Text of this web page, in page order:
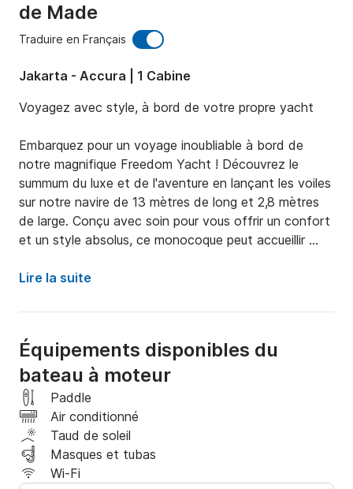
de Made
Traduire en Français
Jakarta - Accura | 1 Cabine
Voyagez avec style, à bord de votre propre yacht
Embarquez pour un voyage inoubliable à bord de
notre magnifique Freedom Yacht ! Découvrez le
summum du luxe et de l'aventure en lançant les voiles
sur notre navire de 13 mètres de long et 2,8 mètres
de large. Conçu avec soin pour vous offrir un confort
et un style absolus, ce monocoque peut accueillir
sauvetage, de bouées de sauvetage et d'extincteurs.
Pour votre plaisir en mer, du matériel de plongée avec
tuba et de pêche est également fourni. Détendez-
vous au son de vos chansons préférées grâce au
système audio à bord.
Vivez la sérénité du large tandis que notre équipage
expérimenté vous guide sur des eaux cristallines, vous
révélant ainsi le secret de votre voyage. Nous ne
Lire la suite
Équipements disponibles du
bateau à moteur
Paddle
Air conditionné
Taud de soleil
Masques et tubas
Wi-Fi